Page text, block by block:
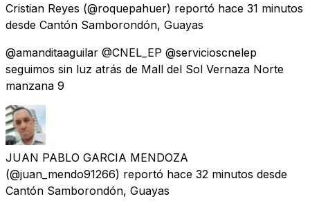
Cristian Reyes (@roquepahuer) reportó hace 31 minutos
desde Cantón Samborondón, Guayas
@amanditaaguilar @CNEL_EP @servicioscnelep
seguimos sin luz atrás de Mall del Sol Vernaza Norte
manzana 9
JUAN PABLO GARCIA MENDOZA
(@juan_mendo91266) reportó hace 32 minutos desde
Cantón Samborondón, Guayas